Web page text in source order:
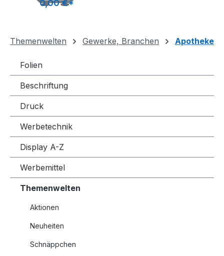
0,00 €*
Themenwelten Gewerke, Branchen Apotheke
Folien
Beschriftung
Druck
Werbetechnik
Display A-Z
Werbemittel
Themenwelten
Aktionen
Neuheiten
Schnäppchen